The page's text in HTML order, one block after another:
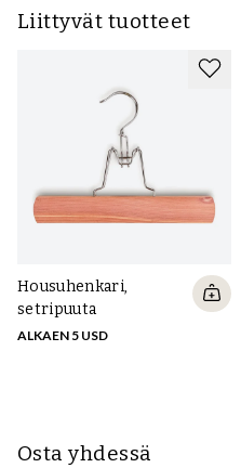
Liittyvät tuotteet
Housuhenkari,
setripuuta
ALKAEN 5 USD
Osta yhdessä